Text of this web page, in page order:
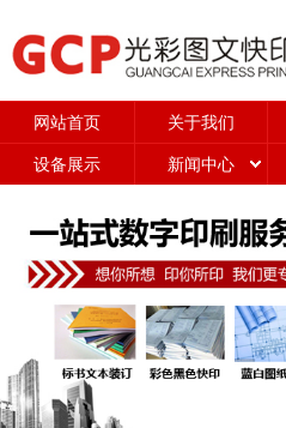
网站首页 关于我们
设备展示 新闻中心